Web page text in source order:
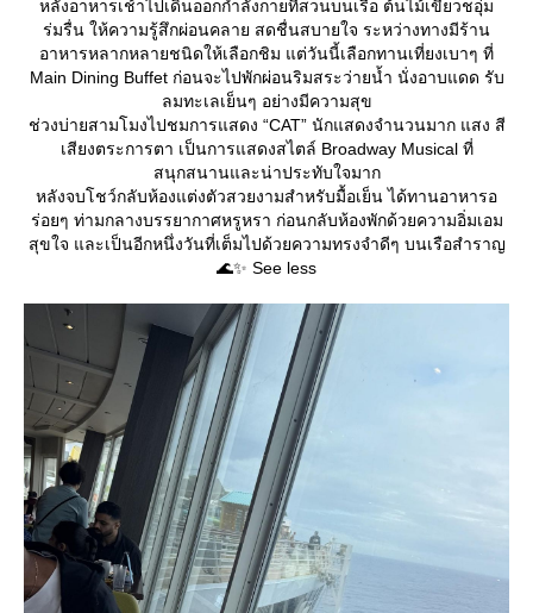
หลังอาหารเช้าไปเดินออกกำลังกายที่สวนบนเรือ ต้นไม้เขียวชอุ่ม
ร่มรื่น ให้ความรู้สึกผ่อนคลาย สดชื่นสบายใจ ระหว่างทางมีร้าน
อาหารหลากหลายชนิดให้เลือกชิม แต่วันนี้เลือกทานเที่ยงเบาๆ ที่
Main Dining Buffet ก่อนจะไปพักผ่อนริมสระว่ายน้ำ นั่งอาบแดด รับ
ลมทะเลเย็นๆ อย่างมีความสุข
ช่วงบ่ายสามโมงไปชมการแสดง “CAT” นักแสดงจำนวนมาก แสง สี
เสียงตระการตา เป็นการแสดงสไตล์ Broadway Musical ที่
สนุกสนานและน่าประทับใจมาก
หลังจบโชว์กลับห้องแต่งตัวสวยงามสำหรับมื้อเย็น ได้ทานอาหารอ
ร่อยๆ ท่ามกลางบรรยากาศหรูหรา ก่อนกลับห้องพักด้วยความอิ่มเอม
สุขใจ และเป็นอีกหนึ่งวันที่เต็มไปด้วยความทรงจำดีๆ บนเรือสำราญ
🌊✨ See less